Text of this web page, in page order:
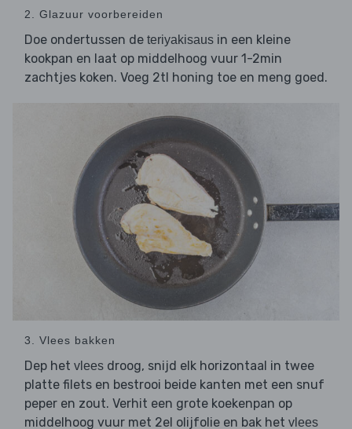
2. Glazuur voorbereiden
Doe ondertussen de teriyakisaus in een kleine
kookpan en laat op middelhoog vuur 1-2min
zachtjes koken. Voeg 2tl honing toe en meng goed.
3. Vlees bakken
Dep het vlees droog, snijd elk horizontaal in twee
platte filets en bestrooi beide kanten met een snuf
peper en zout. Verhit een grote koekenpan op
middelhoog vuur met 2el olijfolie en bak het vlees